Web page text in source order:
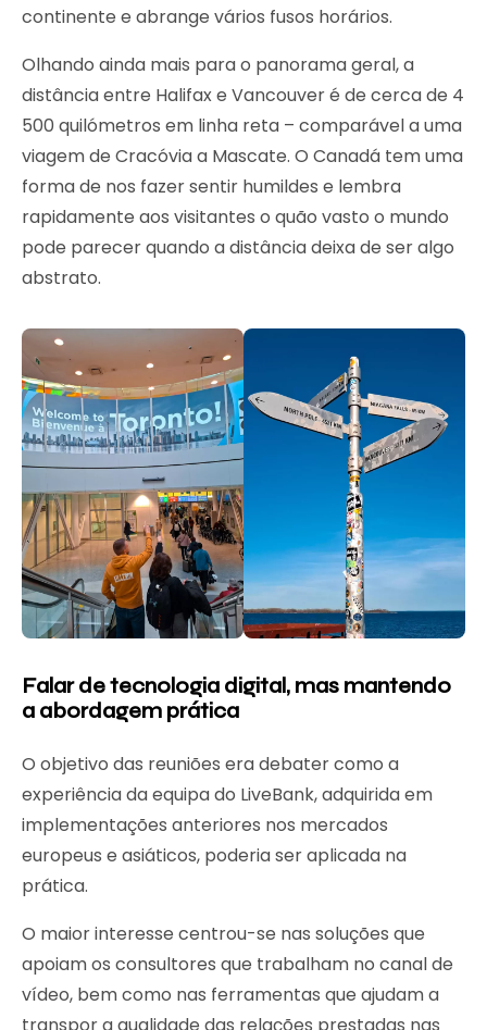
continente e abrange vários fusos horários.
Olhando ainda mais para o panorama geral, a
distância entre Halifax e Vancouver é de cerca de 4
500 quilómetros em linha reta – comparável a uma
viagem de Cracóvia a Mascate. O Canadá tem uma
forma de nos fazer sentir humildes e lembra
rapidamente aos visitantes o quão vasto o mundo
pode parecer quando a distância deixa de ser algo
abstrato.
Falar de tecnologia digital, mas mantendo
a abordagem prática
O objetivo das reuniões era debater como a
experiência da equipa do LiveBank, adquirida em
implementações anteriores nos mercados
europeus e asiáticos, poderia ser aplicada na
prática.
O maior interesse centrou-se nas soluções que
apoiam os consultores que trabalham no canal de
vídeo, bem como nas ferramentas que ajudam a